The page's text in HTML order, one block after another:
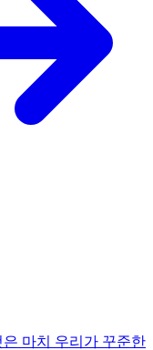
마치 우리가 꾸준한